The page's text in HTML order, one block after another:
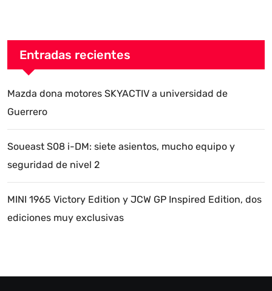
Entradas recientes
Mazda dona motores SKYACTIV a universidad de
Guerrero
Soueast S08 i-DM: siete asientos, mucho equipo y
seguridad de nivel 2
MINI 1965 Victory Edition y JCW GP Inspired Edition, dos
ediciones muy exclusivas